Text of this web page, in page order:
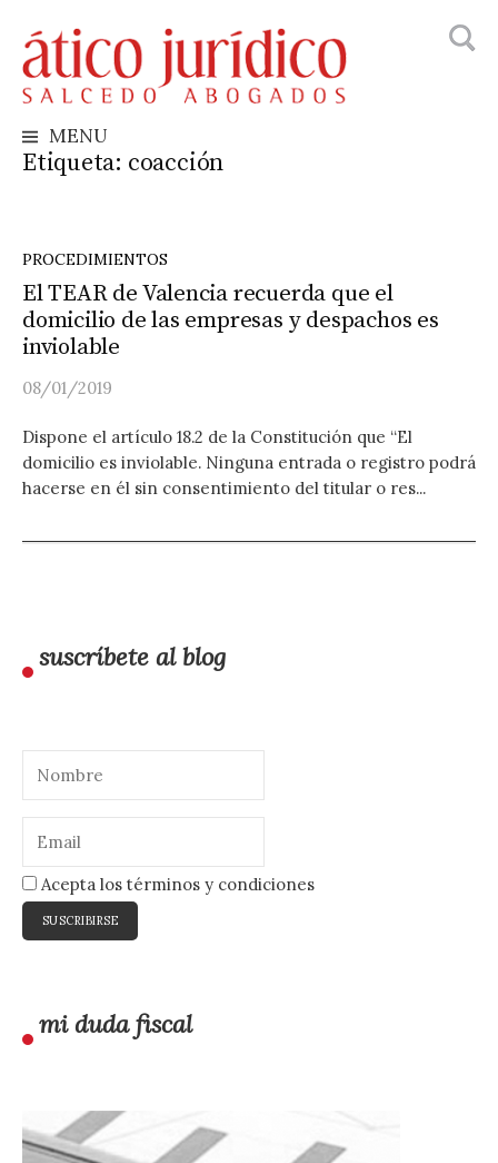
to
content
MENU
Etiqueta: coacción
PROCEDIMIENTOS
El TEAR de Valencia recuerda que el
domicilio de las empresas y despachos es
inviolable
08/01/2019
Dispone el artículo 18.2 de la Constitución que “El
domicilio es inviolable. Ninguna entrada o registro podrá
hacerse en él sin consentimiento del titular o res...
suscríbete al blog
Acepta los términos y condiciones
mi duda fiscal